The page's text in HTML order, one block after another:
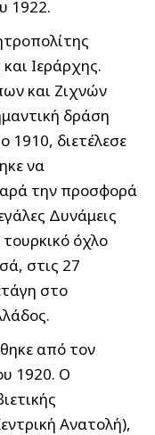
1922.
Ιεράρχης.
και Ζιχνών
δράση
1910, διετέλεσε
να
την προσφορά
Δυνάμεις
όχλο
στις 27
στο
από τον
1920. Ο
Ανατολή),